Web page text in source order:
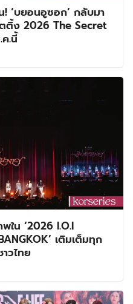
! ‘บยอนอูซอก’ กลับมา
ติ้ง 2026 The Secret
.นี้
ใน ‘2026 I.O.I
เติมเต็มทุก
วไทย